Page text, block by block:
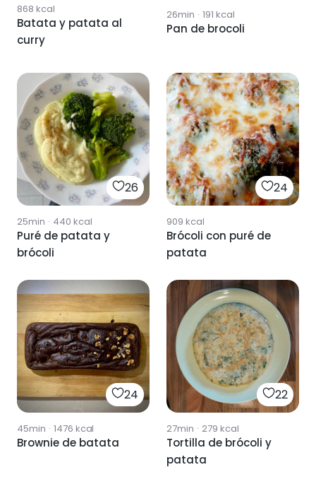
868 kcal
Batata y patata al
curry
26min · 191 kcal
Pan de brocoli
26
25min · 440 kcal
Puré de patata y
brócoli
24
909 kcal
Brócoli con puré de
patata
24
45min · 1476 kcal
Brownie de batata
22
27min · 279 kcal
Tortilla de brócoli y
patata